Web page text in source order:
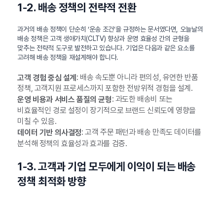
1-2. 배송 정책의 전략적 전환
과거의 배송 정책이 단순히 ‘운송 조건’을 규정하는 문서였다면, 오늘날의
배송 정책은 고객 생애가치(CLTV) 향상과 운영 효율성 간의 균형을
맞추는 전략적 도구로 발전하고 있습니다. 기업은 다음과 같은 요소를
고려해 배송 정책을 재설계해야 합니다.
고객 경험 중심 설계 : 배송 속도뿐 아니라 편의성, 유연한 반품
정책, 고객지원 프로세스까지 포함한 전방위적 경험을 설계.
운영 비용과 서비스 품질의 균형: 과도한 배송비 또는
비효율적인 경로 설정이 장기적으로 브랜드 신뢰도에 영향을
미칠 수 있음.
데이터 기반 의사결정: 고객 주문 패턴과 배송 만족도 데이터를
분석해 정책의 효율성과 효과를 검증.
1-3. 고객과 기업 모두에게 이익이 되는 배송
정책 최적화 방향